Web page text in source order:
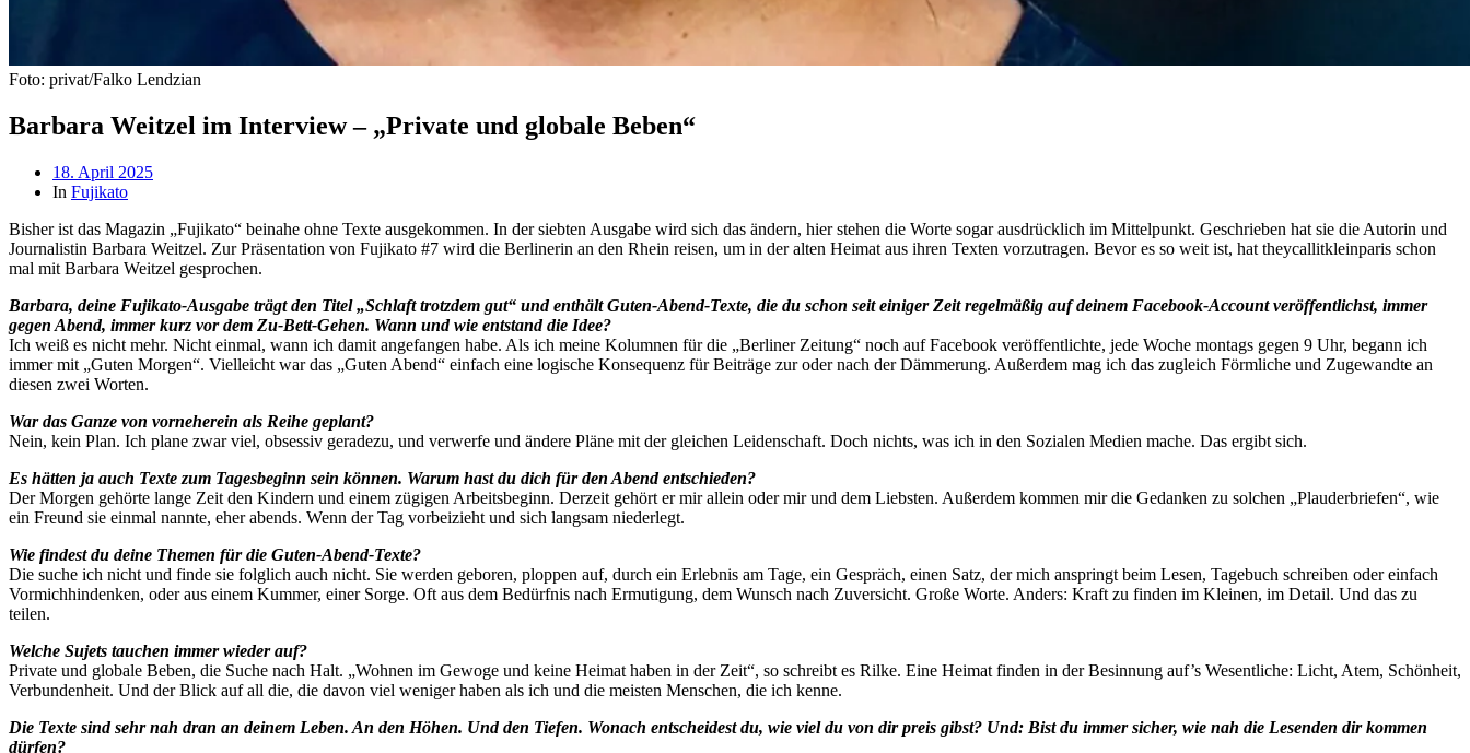
Foto: privat/Falko Lendzian
Barbara Weitzel im Interview – „Private und globale Beben“
Beitragsdatum
18. April 2025
In Fujikato
Bisher ist das Magazin „Fujikato“ beinahe ohne Texte ausgekommen. In der siebten Ausgabe wird sich das ändern, hier stehen die Worte sogar ausdrücklich im Mittelpunkt. Geschrieben hat sie die Autorin und
Journalistin Barbara Weitzel. Zur Präsentation von Fujikato #7 wird die Berlinerin an den Rhein reisen, um in der alten Heimat aus ihren Texten vorzutragen. Bevor es so weit ist, hat theycallitkleinparis schon
mal mit Barbara Weitzel gesprochen.
Barbara, deine Fujikato-Ausgabe trägt den Titel „Schlaft trotzdem gut“ und enthält Guten-Abend-Texte, die du schon seit einiger Zeit regelmäßig auf deinem Facebook-Account veröffentlichst, immer
gegen Abend, immer kurz vor dem Zu-Bett-Gehen. Wann und wie entstand die Idee?
Ich weiß es nicht mehr. Nicht einmal, wann ich damit angefangen habe. Als ich meine Kolumnen für die „Berliner Zeitung“ noch auf Facebook veröffentlichte, jede Woche montags gegen 9 Uhr, begann ich
immer mit „Guten Morgen“. Vielleicht war das „Guten Abend“ einfach eine logische Konsequenz für Beiträge zur oder nach der Dämmerung. Außerdem mag ich das zugleich Förmliche und Zugewandte an
diesen zwei Worten.
War das Ganze von vorneherein als Reihe geplant?
Nein, kein Plan. Ich plane zwar viel, obsessiv geradezu, und verwerfe und ändere Pläne mit der gleichen Leidenschaft. Doch nichts, was ich in den Sozialen Medien mache. Das ergibt sich.
Es hätten ja auch Texte zum Tagesbeginn sein können. Warum hast du dich für den Abend entschieden?
Der Morgen gehörte lange Zeit den Kindern und einem zügigen Arbeitsbeginn. Derzeit gehört er mir allein oder mir und dem Liebsten. Außerdem kommen mir die Gedanken zu solchen „Plauderbriefen“, wie
ein Freund sie einmal nannte, eher abends. Wenn der Tag vorbeizieht und sich langsam niederlegt.
Wie findest du deine Themen für die Guten-Abend-Texte?
Die suche ich nicht und finde sie folglich auch nicht. Sie werden geboren, ploppen auf, durch ein Erlebnis am Tage, ein Gespräch, einen Satz, der mich anspringt beim Lesen, Tagebuch schreiben oder einfach
Vormichhindenken, oder aus einem Kummer, einer Sorge. Oft aus dem Bedürfnis nach Ermutigung, dem Wunsch nach Zuversicht. Große Worte. Anders: Kraft zu finden im Kleinen, im Detail. Und das zu
teilen.
Welche Sujets tauchen immer wieder auf?
Private und globale Beben, die Suche nach Halt. „Wohnen im Gewoge und keine Heimat haben in der Zeit“, so schreibt es Rilke. Eine Heimat finden in der Besinnung auf’s Wesentliche: Licht, Atem, Schönheit,
Verbundenheit. Und der Blick auf all die, die davon viel weniger haben als ich und die meisten Menschen, die ich kenne.
Die Texte sind sehr nah dran an deinem Leben. An den Höhen. Und den Tiefen. Wonach entscheidest du, wie viel du von dir preis gibst? Und: Bist du immer sicher, wie nah die Lesenden dir kommen
dürfen?